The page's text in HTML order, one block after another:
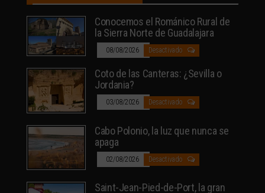
Conocemos el Románico Rural de
la Sierra Norte de Guadalajara
08/08/2026 Desactivado
Coto de las Canteras: ¿Sevilla o
Jordania?
03/08/2026 Desactivado
Cabo Polonio, la luz que nunca se
apaga
02/08/2026 Desactivado
Saint-Jean-Pied-de-Port, la gran